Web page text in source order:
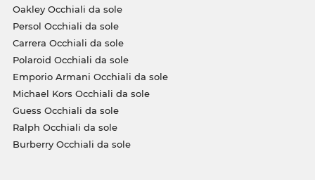
Oakley Occhiali da sole
Persol Occhiali da sole
Carrera Occhiali da sole
Polaroid Occhiali da sole
Emporio Armani Occhiali da sole
Michael Kors Occhiali da sole
Guess Occhiali da sole
Ralph Occhiali da sole
Burberry Occhiali da sole